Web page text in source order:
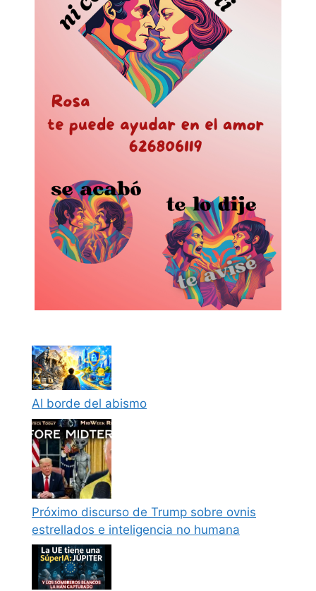
Al borde del abismo
Próximo discurso de Trump sobre ovnis
estrellados e inteligencia no humana